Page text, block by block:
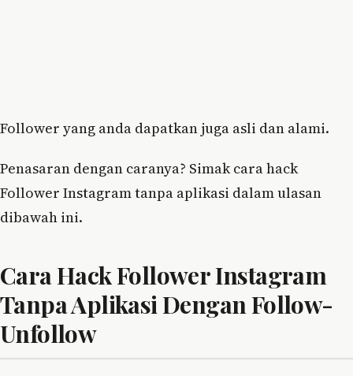
Follower yang anda dapatkan juga asli dan alami.
Penasaran dengan caranya? Simak cara hack
Follower Instagram tanpa aplikasi dalam ulasan
dibawah ini.
Cara Hack Follower Instagram
Tanpa Aplikasi Dengan Follow-
Unfollow